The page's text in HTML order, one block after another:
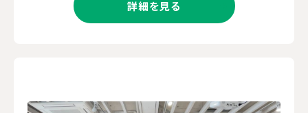
詳細を見る